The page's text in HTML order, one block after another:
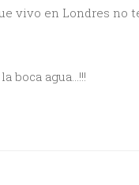
vivo en Londres no
boca agua…!!!